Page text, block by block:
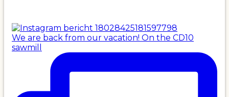
We are back from our vacation! On the CD10
sawmill